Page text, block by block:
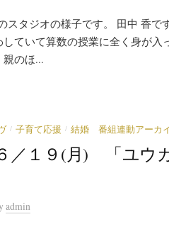
スタジオの様子です。 田中 香で
ていて算数の授業に全く身が
のほ...
/ 子育て応援 / 結婚 番組連動アーカ
／１９(月) 「ユウ
admin